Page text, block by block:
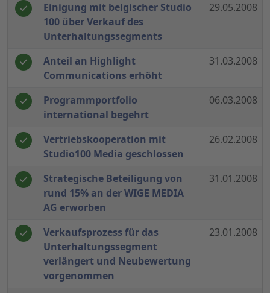
Einigung mit belgischer Studio
100 über Verkauf des
Unterhaltungssegments
29.05.2008
Anteil an Highlight
Communications erhöht
31.03.2008
Programmportfolio
international begehrt
06.03.2008
Vertriebskooperation mit
Studio100 Media geschlossen
26.02.2008
Strategische Beteiligung von
rund 15% an der WIGE MEDIA
AG erworben
31.01.2008
Verkaufsprozess für das
Unterhaltungssegment
verlängert und Neubewertung
vorgenommen
23.01.2008